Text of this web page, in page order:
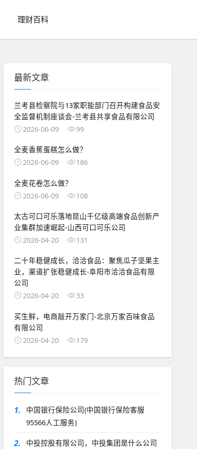
理财百科
最新文章
兰考县检察院与13家职能部门召开构建食品安
全监督机制座谈会-兰考县共享食品有限公司
2026-06-09
99
全麦香蕉蛋糕怎么做？
2026-06-09
186
全麦花卷怎么做？
2026-06-09
108
太古可口可乐落地昆山千亿级高端食品创新产
业集群加速崛起-山西可口可乐公司
2026-04-20
131
二十年稳健成长，洽洽食品：聚焦瓜子坚果主
业，渠道扩张稳健成长-阜阳市洽洽食品有限
公司
2026-04-20
33
买生鲜，电商敲开万家门-北京万家百味食品
有限公司
2026-04-20
179
热门文章
1.
中国银行保险公司(中国银行保险客服
95566人工服务)
2. 中投控股有限公司，中投集团是什么公司